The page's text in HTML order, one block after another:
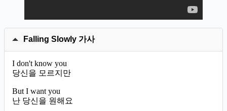
Falling Slowly 가사
I don't know you
당신을 모르지만
But I want you
난 당신을 원해요